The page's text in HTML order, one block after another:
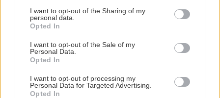
not limited to your visit or usage behaviour. You may click to
grant or deny consent to Google and its third-party tags to
use your data for below specified purposes in below Google
consent section.
I want to opt-out of the Sharing of my
personal data.
Opted In
I want to opt-out of the Sale of my
Personal Data.
Opted In
I want to opt-out of processing my
Personal Data for Targeted Advertising.
Opted In